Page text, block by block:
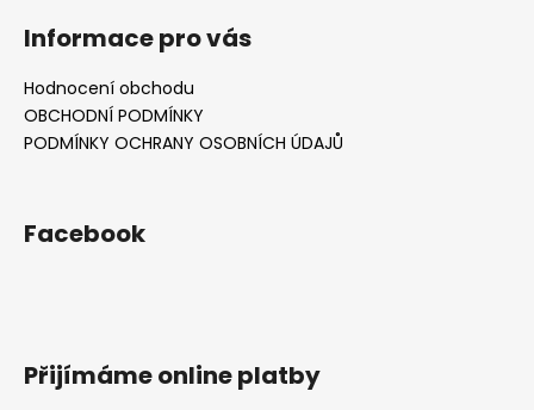
Informace pro vás
Hodnocení obchodu
OBCHODNÍ PODMÍNKY
PODMÍNKY OCHRANY OSOBNÍCH ÚDAJŮ
Facebook
Přijímáme online platby